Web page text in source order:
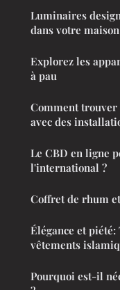
Luminaires
dans votre maison
Explorez les
à pau
Comment trouver
avec des
Le CBD en ligne
l'international ?
Coffret de rhum
Élégance et
vêtements
Pourquoi est-il